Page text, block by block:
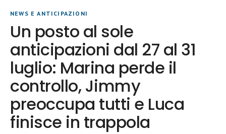
NEWS E ANTICIPAZIONI
Un posto al sole
anticipazioni dal 27 al 31
luglio: Marina perde il
controllo, Jimmy
preoccupa tutti e Luca
finisce in trappola